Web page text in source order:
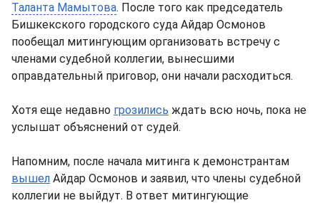
Таланта Мамытова. После того как председатель
Бишкекского городского суда Айдар Осмонов
пообещал митингующим организовать встречу с
членами судебной коллегии, вынесшими
оправдательный приговор, они начали расходиться.
Хотя еще недавно грозились ждать всю ночь, пока не
услышат объяснений от судей.
Напомним, после начала митинга к демонстрантам
вышел Айдар Осмонов и заявил, что члены судебной
коллегии не выйдут. В ответ митингующие